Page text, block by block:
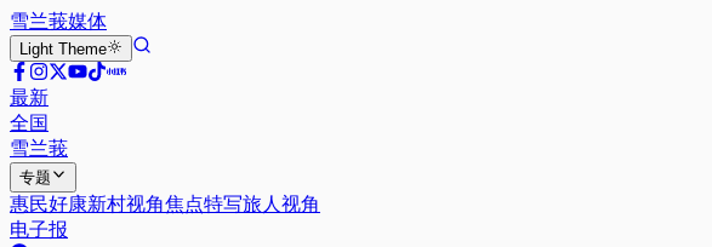
雪兰莪媒体
Light Theme
最新
全国
雪兰莪
专题
惠民好康新村视角焦点特写旅人视角
电子报